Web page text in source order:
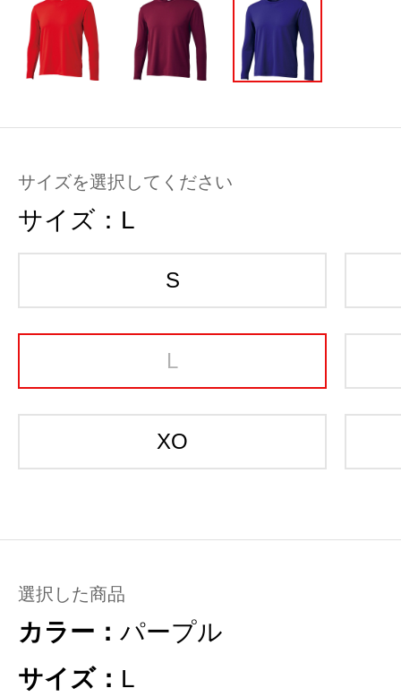
サイズを選択してください
サイズ： L
S
L
XO
選択した商品
カラー： パープル
サイズ： L